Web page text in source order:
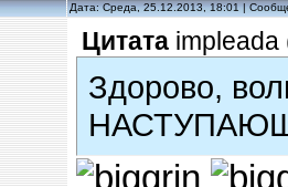
Дата: Среда, 25.12.2013, 18:01 |
Цитата impleada
Здорово,